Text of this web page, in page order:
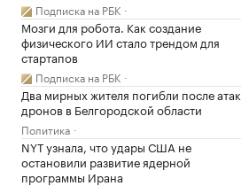
Подписка на РБК
Мозги для робота. Как создание
физического ИИ стало трендом для
стартапов
Подписка на РБК
Два мирных жителя погибли после атак
дронов в Белгородской области
Политика
NYT узнала, что удары США не
остановили развитие ядерной
программы Ирана